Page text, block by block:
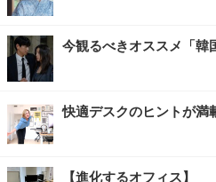
今観るべきオススメ「韓
快適デスクのヒントが満
【進化するオフィス】